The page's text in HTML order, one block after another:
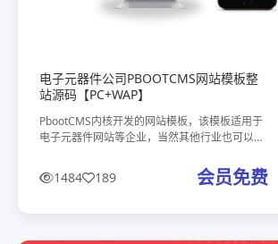
电子元器件公司PBOOTCMS网站模板整
站源码【PC+WAP】
PbootCMS内核开发的网站模板，该模板适用于
电子元器件网站等企业，当然其他行业也可以
款电子元器件公司专属网站模板，是针对电子元
器件、半导体芯片、精密电子配
1484 189 会员免费